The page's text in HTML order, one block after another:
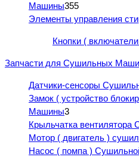
Машины355
Элементы управления
Кнопки (
Запчасти для Сушильных
Датчики-сенсоры
Замок ( устройство
Машины3
Крыльчатка
Мотор ( двигатель )
Насос ( помпа )